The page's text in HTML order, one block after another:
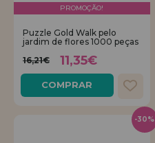
PROMOÇÃO!
Puzzle Gold Walk pelo
jardim de flores 1000 peças
16,21€
11,35€
COMPRAR
-30%